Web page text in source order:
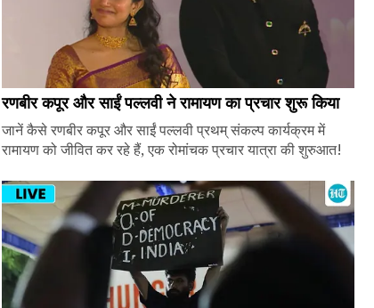
रणबीर कपूर और साईं पल्लवी ने रामायण का प्रचार शुरू किया
जानें कैसे रणबीर कपूर और साईं पल्लवी प्रथम् संकल्प कार्यक्रम में
रामायण को जीवित कर रहे हैं, एक रोमांचक प्रचार यात्रा की शुरुआत!